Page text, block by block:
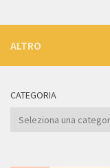
ALTRO
CATEGORIA
Categoria